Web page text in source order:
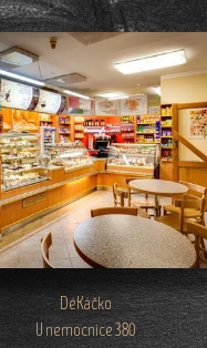
DéKáčko
U nemocnice 380